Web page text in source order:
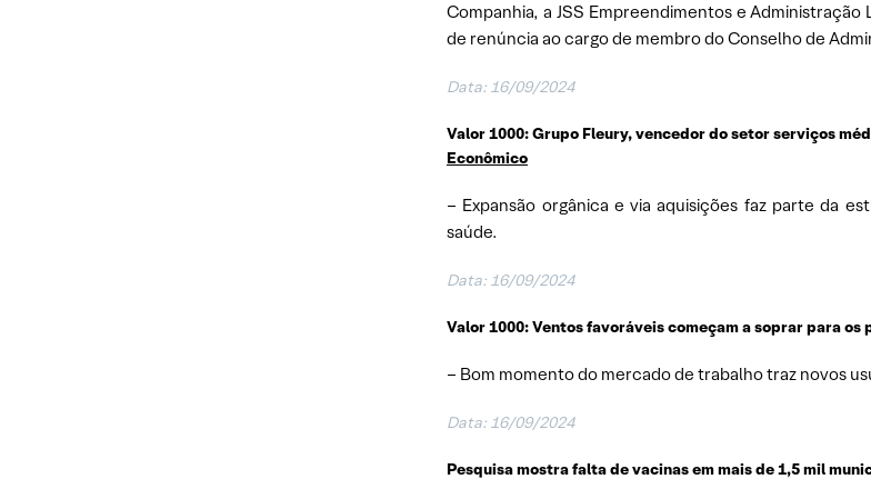
Companhia, a JSS Empreendimentos e
de renúncia ao cargo de membro do Conselho de
Data: 16/09/2024
Valor 1000: Grupo Fleury, vencedor do setor serviços
Econômico
– Expansão orgânica e via aquisições faz parte da
saúde.
Data: 16/09/2024
Valor 1000: Ventos favoráveis começam a soprar para os
– Bom momento do mercado de trabalho traz novos
Data: 16/09/2024
Pesquisa mostra falta de vacinas em mais de 1,5 mil